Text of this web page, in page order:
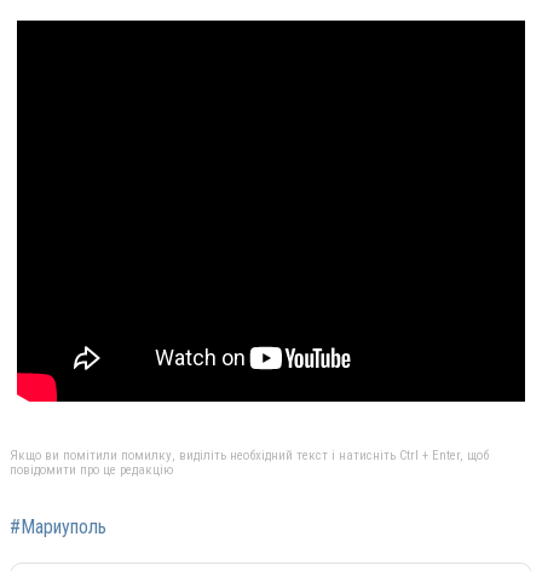
Якщо ви помітили помилку, виділіть необхідний текст і натисніть Ctrl + Enter, щоб
повідомити про це редакцію
#Мариуполь